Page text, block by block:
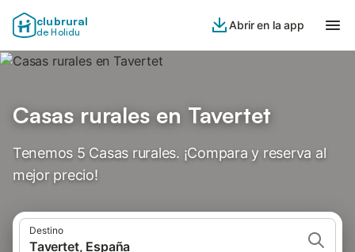
clubrural
de Holidu
Abrir en la app
Casas rurales en Tavertet
Tenemos 5 Casas rurales. ¡Compara y reserva al
mejor precio!
Destino
Tavertet, España